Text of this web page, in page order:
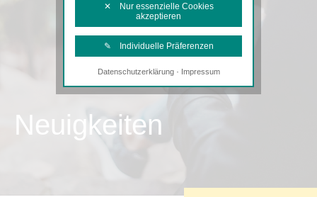
Neuigkeiten
✕ Nur essenzielle Cookies
akzeptieren
✎ Individuelle Präferenzen
Notwendige Cookies
Diese Cookies sind erforderlich, um die
Tracking- und Targeting-Cookies
Datenschutzerklärung· Impressum